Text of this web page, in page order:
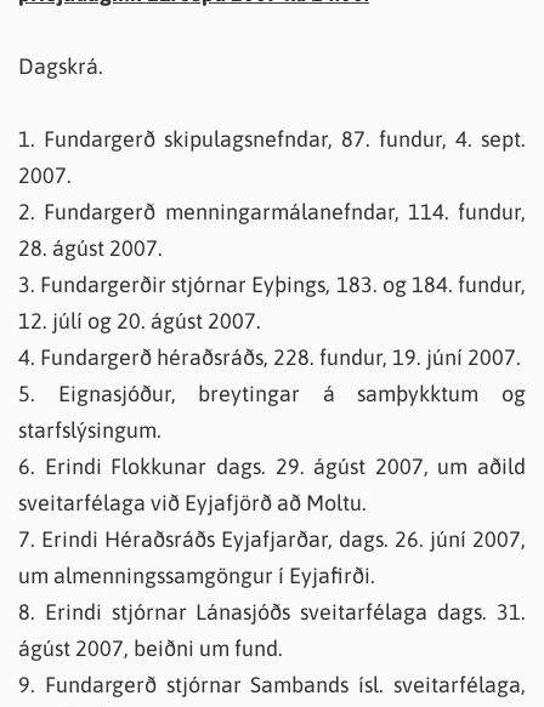
Dagskrá.
1. Fundargerð skipulagsnefndar, 87. fundur, 4. sept.
2007.
2. Fundargerð menningarmálanefndar, 114. fundur,
28. ágúst 2007.
3. Fundargerðir stjórnar Eyþings, 183. og 184. fundur,
12. júlí og 20. ágúst 2007.
4. Fundargerð héraðsráðs, 228. fundur, 19. júní 2007.
5. Eignasjóður, breytingar á samþykktum og
starfslýsingum.
6. Erindi Flokkunar dags. 29. ágúst 2007, um aðild
sveitarfélaga við Eyjafjörð að Moltu.
7. Erindi Héraðsráðs Eyjafjarðar, dags. 26. júní 2007,
um almenningssamgöngur í Eyjafirði.
8. Erindi stjórnar Lánasjóðs sveitarfélaga dags. 31.
ágúst 2007, beiðni um fund.
9. Fundargerð stjórnar Sambands ísl. sveitarfélaga,